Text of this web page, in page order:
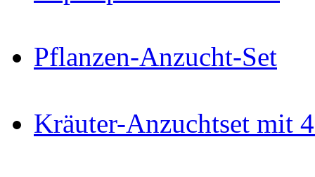
Pflanzen-Anzucht-Set
Kräuter-Anzuchtset mit